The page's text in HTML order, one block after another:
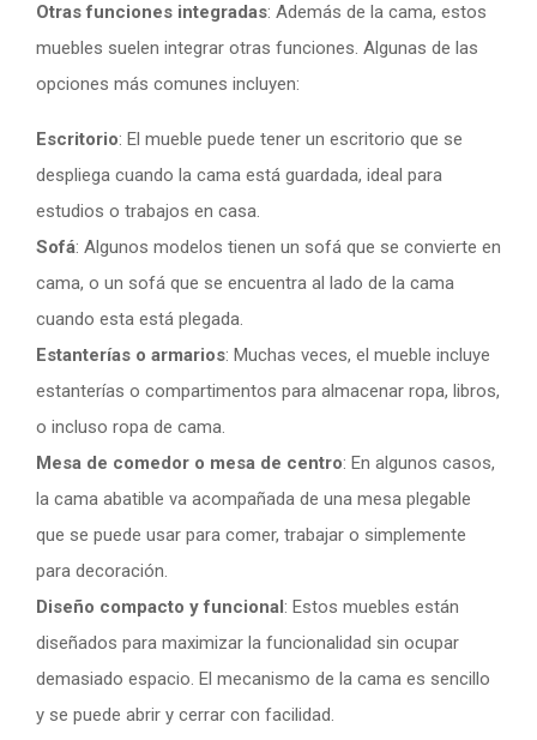
Otras funciones integradas: Además de la cama, estos
muebles suelen integrar otras funciones. Algunas de las
opciones más comunes incluyen:
Escritorio: El mueble puede tener un escritorio que se
despliega cuando la cama está guardada, ideal para
estudios o trabajos en casa.
Sofá: Algunos modelos tienen un sofá que se convierte en
cama, o un sofá que se encuentra al lado de la cama
cuando esta está plegada.
Estanterías o armarios: Muchas veces, el mueble incluye
estanterías o compartimentos para almacenar ropa, libros,
o incluso ropa de cama.
Mesa de comedor o mesa de centro: En algunos casos,
la cama abatible va acompañada de una mesa plegable
que se puede usar para comer, trabajar o simplemente
para decoración.
Diseño compacto y funcional: Estos muebles están
diseñados para maximizar la funcionalidad sin ocupar
demasiado espacio. El mecanismo de la cama es sencillo
y se puede abrir y cerrar con facilidad.